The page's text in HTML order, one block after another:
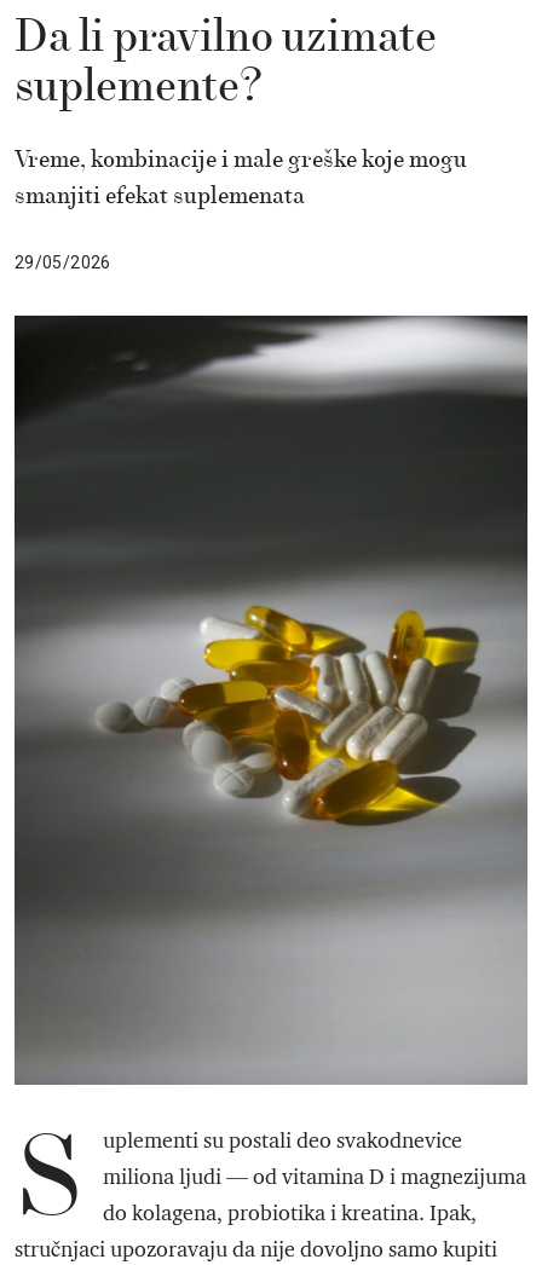
Da li pravilno uzimate
suplemente?
Vreme, kombinacije i male greške koje mogu
smanjiti efekat suplemenata
29/05/2026
S
uplementi su postali deo svakodnevice
miliona ljudi — od vitamina D i magnezijuma
do kolagena, probiotika i kreatina. Ipak,
stručnjaci upozoravaju da nije dovoljno samo kupiti